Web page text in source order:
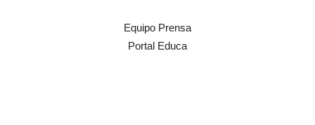
Equipo Prensa
Portal Educa